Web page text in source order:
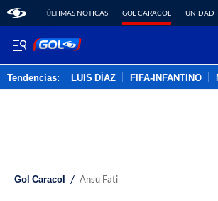
ÚLTIMAS NOTICAS GOL CARACOL UNIDAD
Tendencias: LUIS DÍAZ FIFA-INFANTINO
Gol Caracol / Ansu Fati